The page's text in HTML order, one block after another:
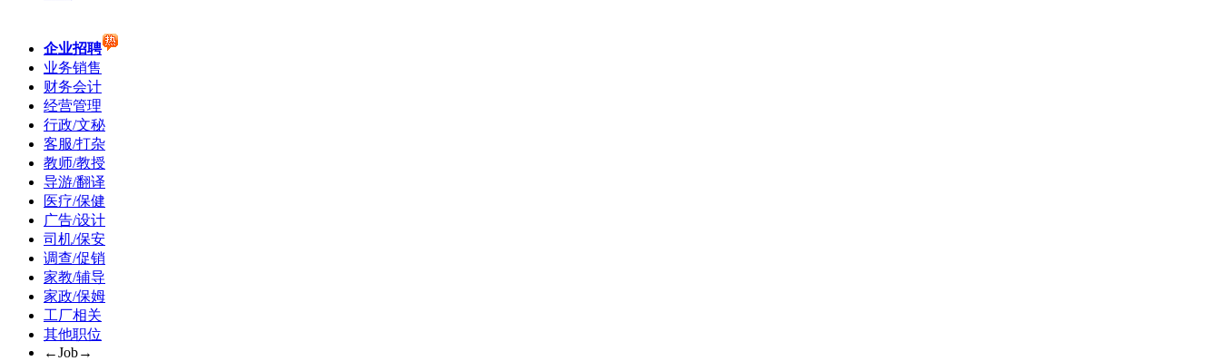
企业招聘
业务销售
财务会计
经营管理
行政/文秘
客服/打杂
教师/教授
导游/翻译
医疗/保健
广告/设计
司机/保安
调查/促销
家教/辅导
家政/保姆
工厂相关
其他职位
←Job→